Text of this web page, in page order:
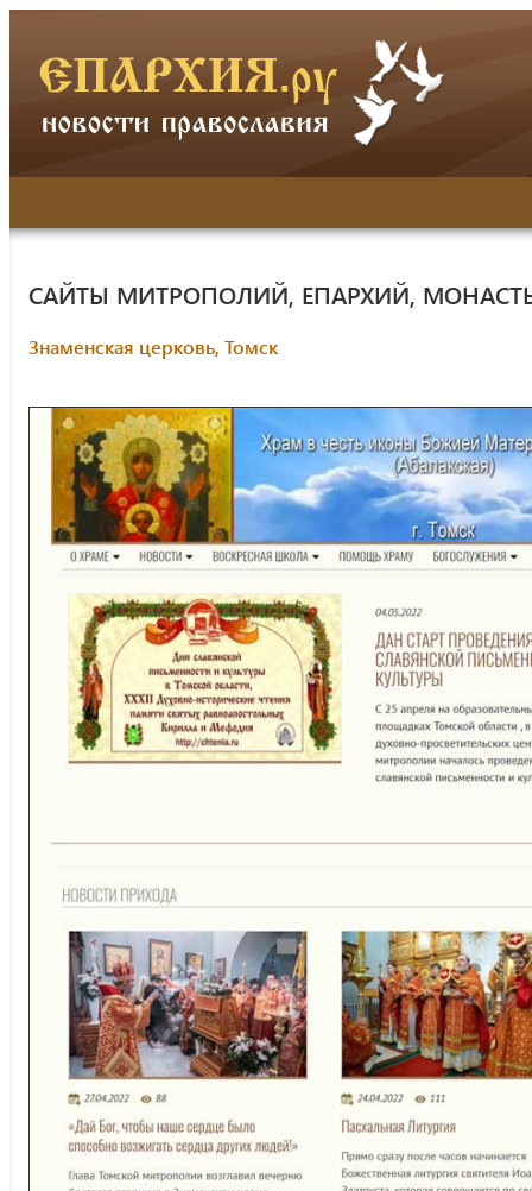
САЙТЫ МИТРОПОЛИЙ, ЕПАРХИЙ,
Знаменская церковь, Томск